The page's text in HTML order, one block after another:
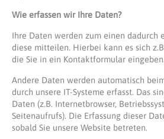
Wie erfassen wir Ihre Daten?
Ihre Daten werden zum einen dadurch
diese mitteilen. Hierbei kann es sich
die Sie in ein Kontaktformular eingeben.
Andere Daten werden automatisch
durch unsere IT-Systeme erfasst. Das
Daten (z.B. Internetbrowser,
Seitenaufrufs). Die Erfassung dieser
sobald Sie unsere Website betreten.